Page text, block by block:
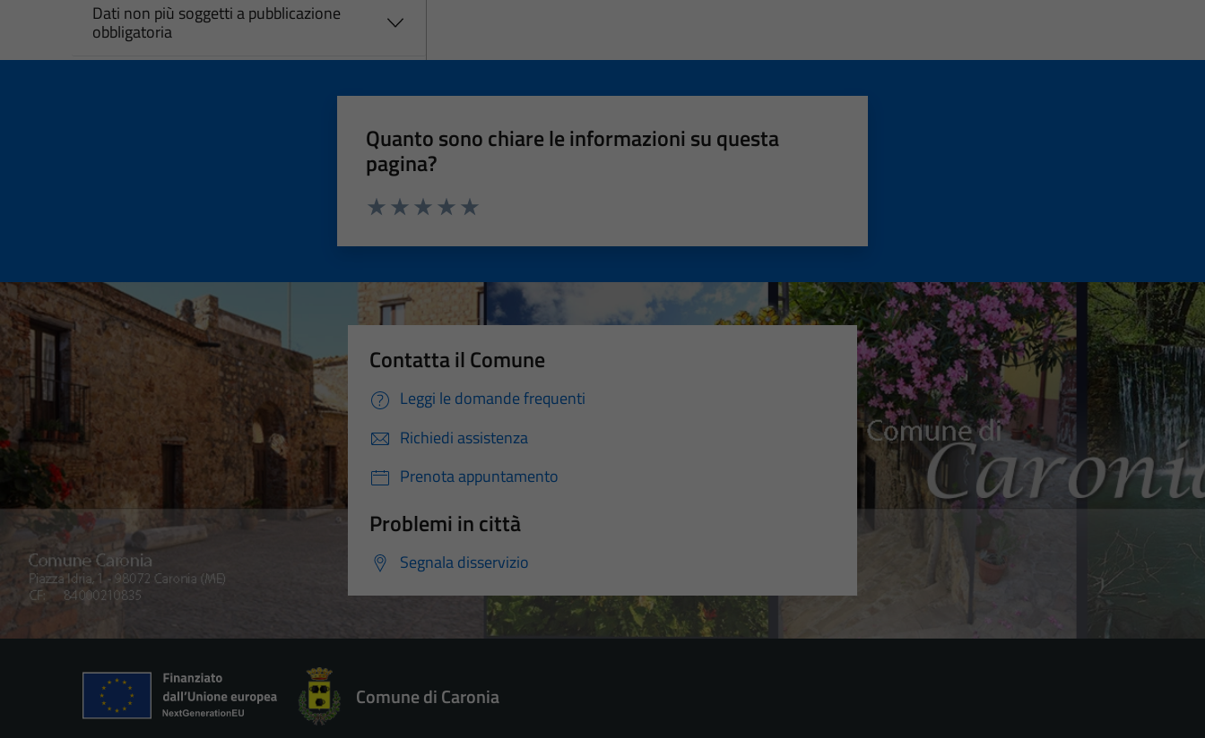
Dati non più soggetti a pubblicazione
obbligatoria
Quanto sono chiare le informazioni su questa
pagina?
Contatta il Comune
Leggi le domande frequenti
Richiedi assistenza
Prenota appuntamento
Problemi in città
Segnala disservizio
Comune di Caronia